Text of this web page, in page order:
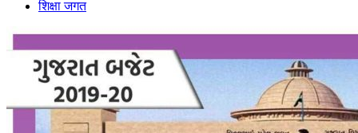
शिक्षा जगत